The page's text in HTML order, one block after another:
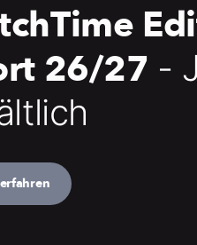
26/27 -